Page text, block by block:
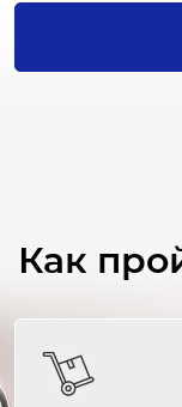
1-2 часа
Замена
2-3 часа
Как